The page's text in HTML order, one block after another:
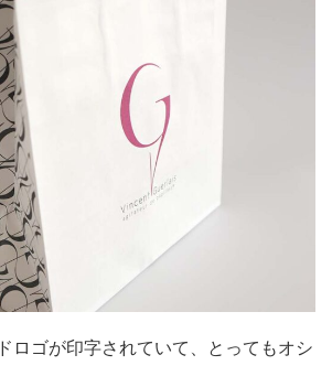
ロゴが印字されていて、とってもオシ